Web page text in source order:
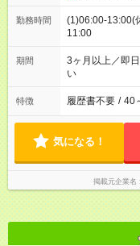
勤務時間
(1)06:00-13:00(
11:00
期間
3ヶ月以上／即
い
特徴 履歴書不要 / 40
気になる！
掲載元企業名